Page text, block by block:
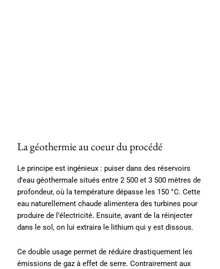
La géothermie au coeur du procédé
Le principe est ingénieux : puiser dans des réservoirs
d’eau géothermale situés entre 2 500 et 3 500 mètres de
profondeur, où la température dépasse les 150 °C. Cette
eau naturellement chaude alimentera des turbines pour
produire de l’électricité. Ensuite, avant de la réinjecter
dans le sol, on lui extraira le lithium qui y est dissous.
Ce double usage permet de réduire drastiquement les
émissions de gaz à effet de serre. Contrairement aux